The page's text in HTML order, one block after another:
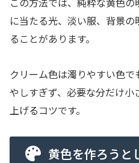
に当たる光、淡い服、背景
ることがあります。
クリーム色は濁りやすい色
やしすぎず、必要な分だけ
上げるコツです。
黄色を作ろうと